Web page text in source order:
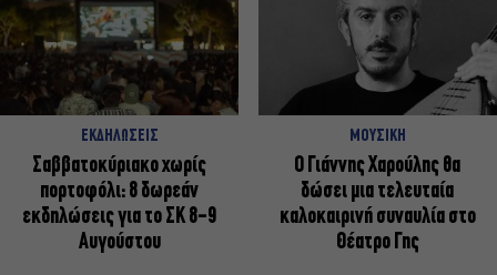
ΕΚΔΗΛΩΣΕΙΣ
Σαββατοκύριακο χωρίς
πορτοφόλι: 8 δωρεάν
εκδηλώσεις για το ΣΚ 8-9
Αυγούστου
ΜΟΥΣΙΚΗ
Ο Γιάννης Χαρούλης θα
δώσει μια τελευταία
καλοκαιρινή συναυλία στο
Θέατρο Γης